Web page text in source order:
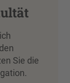
Sie die